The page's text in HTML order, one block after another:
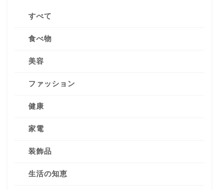
すべて
食べ物
美容
ファッション
健康
家電
装飾品
生活の知恵